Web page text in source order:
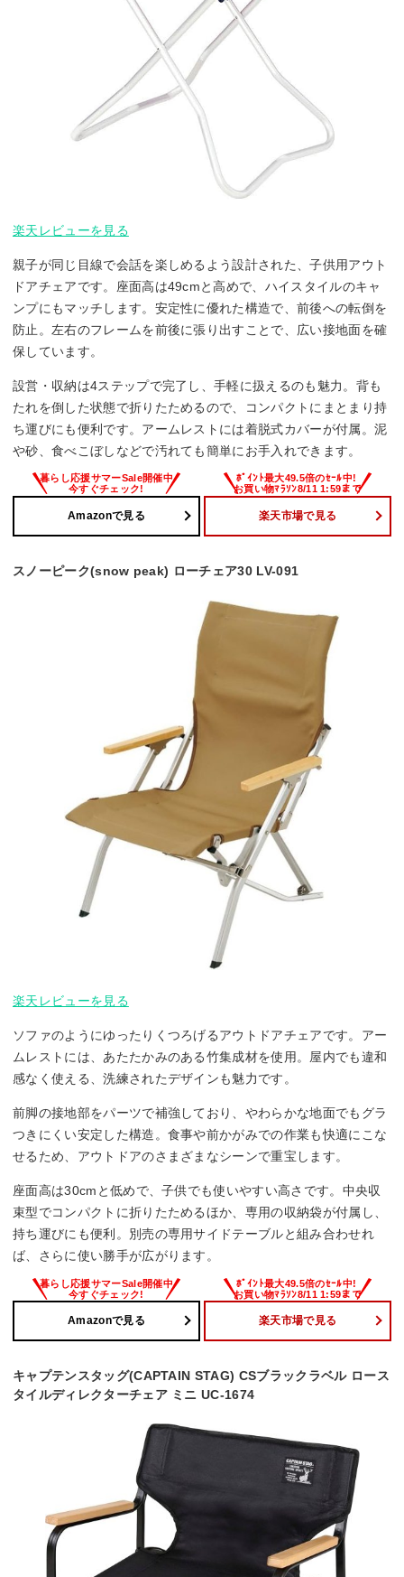
楽天レビューを見る
親子が同じ目線で会話を楽しめるよう設計された、子供用アウト
ドアチェアです。座面高は49cmと高めで、ハイスタイルのキャ
ンプにもマッチします。安定性に優れた構造で、前後への転倒を
防止。左右のフレームを前後に張り出すことで、広い接地面を確
保しています。
設営・収納は4ステップで完了し、手軽に扱えるのも魅力。背も
たれを倒した状態で折りたためるので、コンパクトにまとまり持
ち運びにも便利です。アームレストには着脱式カバーが付属。泥
や砂、食べこぼしなどで汚れても簡単にお手入れできます。
Amazonで見る 楽天市場で見る
スノーピーク(snow peak) ローチェア30 LV-091
楽天レビューを見る
ソファのようにゆったりくつろげるアウトドアチェアです。アー
ムレストには、あたたかみのある竹集成材を使用。屋内でも違和
感なく使える、洗練されたデザインも魅力です。
前脚の接地部をパーツで補強しており、やわらかな地面でもグラ
つきにくい安定した構造。食事や前かがみでの作業も快適にこな
せるため、アウトドアのさまざまなシーンで重宝します。
座面高は30cmと低めで、子供でも使いやすい高さです。中央収
束型でコンパクトに折りたためるほか、専用の収納袋が付属し、
持ち運びにも便利。別売の専用サイドテーブルと組み合わせれ
ば、さらに使い勝手が広がります。
Amazonで見る 楽天市場で見る
キャプテンスタッグ(CAPTAIN STAG) CSブラックラベル ロース
タイルディレクターチェア ミニ UC-1674